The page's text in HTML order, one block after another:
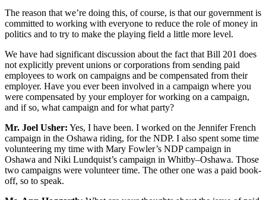
The reason that we’re doing this, of course, is that our government is
committed to working with everyone to reduce the role of money in
politics and to try to make the playing field a little more level.
We have had significant discussion about the fact that Bill 201 does
not explicitly prevent unions or corporations from sending paid
employees to work on campaigns and be compensated from their
employer. Have you ever been involved in a campaign where you
were compensated by your employer for working on a campaign,
and if so, what campaign and for what party?
Mr. Joel Usher: Yes, I have been. I worked on the Jennifer French
campaign in the Oshawa riding, for the NDP. I also spent some time
volunteering my time with Mary Fowler’s NDP campaign in
Oshawa and Niki Lundquist’s campaign in Whitby–Oshawa. Those
two campaigns were volunteer time. The other one was a paid book-
off, so to speak.